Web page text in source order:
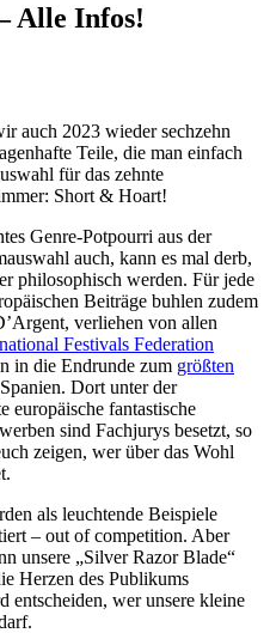
Alle Infos!
auch 2023 wieder sechzehn
Teile, die man einfach
für das zehnte
Short & Hoart!
Genre-Potpourri aus der
auch, kann es mal derb,
philosophisch werden. Für jede
Beiträge buhlen zudem
verliehen von allen
Festivals Federation
in die Endrunde zum größten
Dort unter der
europäische fantastische
sind Fachjurys besetzt, so
zeigen, wer über das Wohl
als leuchtende Beispiele
– out of competition. Aber
unsere „Silver Razor Blade“
Herzen des Publikums
entscheiden, wer unsere kleine